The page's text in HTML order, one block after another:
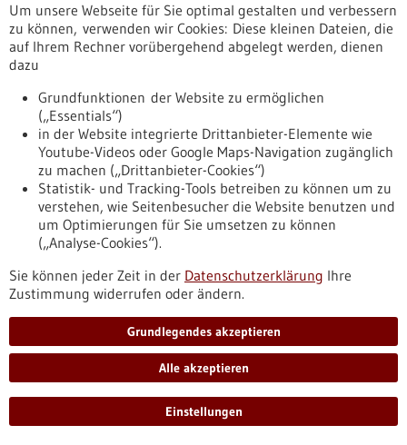
Pressemitteilung - 16.07.2024
Systemmedizinisches Forschungsnetzwerk zu
Früherkennung und Prävention von
Leberkrebs weiter gefördert
Das vor drei Jahren ins Leben gerufene Forschungsnetzwerk
„Liver Systems Medicine against Cancer“ (LiSyM-Krebs) wird
weiter gefördert. Das Bundesministerium für Bildung und
Forschung (BMBF) stellt für die kommenden drei Jahre noch
einmal insgesamt 14,6 Mio. Euro für die drei an dem
Netzwerk beteiligten Forschungsverbünde zur Verfügung.
bw.de/fachbeitrag/pm/systemmedizinisches-
forschungsnetzwerk-zu-frueherkennung-und-praevention-
von-leberkrebs-weiter-gefoerdert
Pressemitteilung - 02.07.2024
DKFZ-Ausgründung Epignostix erhält 4.3
Mio.€ Seed-Runde zur Vermarktung eines
Um unsere Webseite für Sie optimal gestalten und verbessern
zu können, verwenden wir Cookies: Diese kleinen Dateien, die
auf Ihrem Rechner vorübergehend abgelegt werden, dienen
dazu
Grundfunktionen der Website zu ermöglichen
(„Essentials“)
in der Website integrierte Drittanbieter-Elemente wie
Youtube-Videos oder Google Maps-Navigation zugänglich
zu machen („Drittanbieter-Cookies“)
Statistik- und Tracking-Tools betreiben zu können um zu
verstehen, wie Seitenbesucher die Website benutzen und
um Optimierungen für Sie umsetzen zu können
(„Analyse-Cookies“).
Sie können jeder Zeit in der Datenschutzerklärung Ihre
Zustimmung widerrufen oder ändern.
Grundlegendes akzeptieren
Alle akzeptieren
Einstellungen